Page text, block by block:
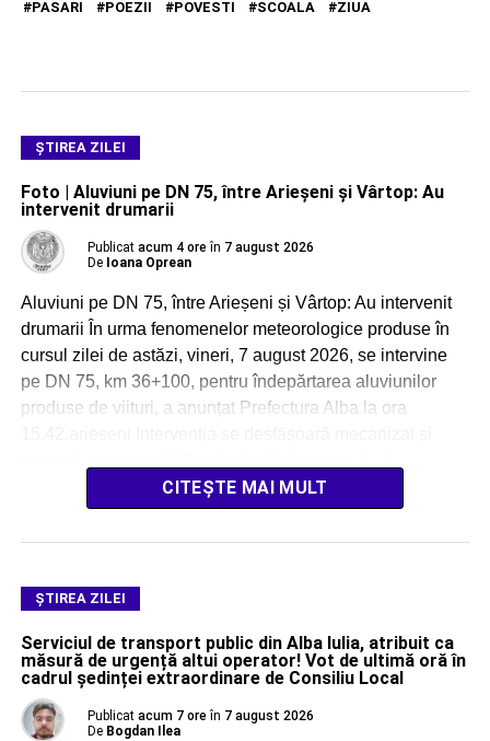
PASARI POEZII POVESTI SCOALA ZIUA
ŞTIREA ZILEI
Foto | Aluviuni pe DN 75, între Arieșeni și Vârtop: Au
intervenit drumarii
Publicat acum 4 ore în 7 august 2026
De Ioana Oprean
Aluviuni pe DN 75, între Arieșeni și Vârtop: Au intervenit
drumarii În urma fenomenelor meteorologice produse în
cursul zilei de astăzi, vineri, 7 august 2026, se intervine
pe DN 75, km 36+100, pentru îndepărtarea aluviunilor
produse de viituri, a anunțat Prefectura Alba la ora
CITEȘTE MAI MULT
ŞTIREA ZILEI
Serviciul de transport public din Alba Iulia, atribuit ca
măsură de urgență altui operator! Vot de ultimă oră în
cadrul ședinței extraordinare de Consiliu Local
Publicat acum 7 ore în 7 august 2026
De Bogdan Ilea